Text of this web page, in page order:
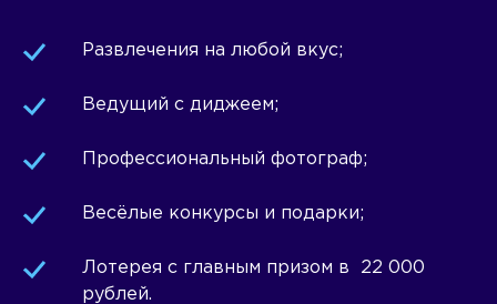
Развлечения на любой вкус;
Ведущий с диджеем;
Профессиональный фотограф;
Весёлые конкурсы и подарки;
Лотерея с главным призом в 22 000
рублей.